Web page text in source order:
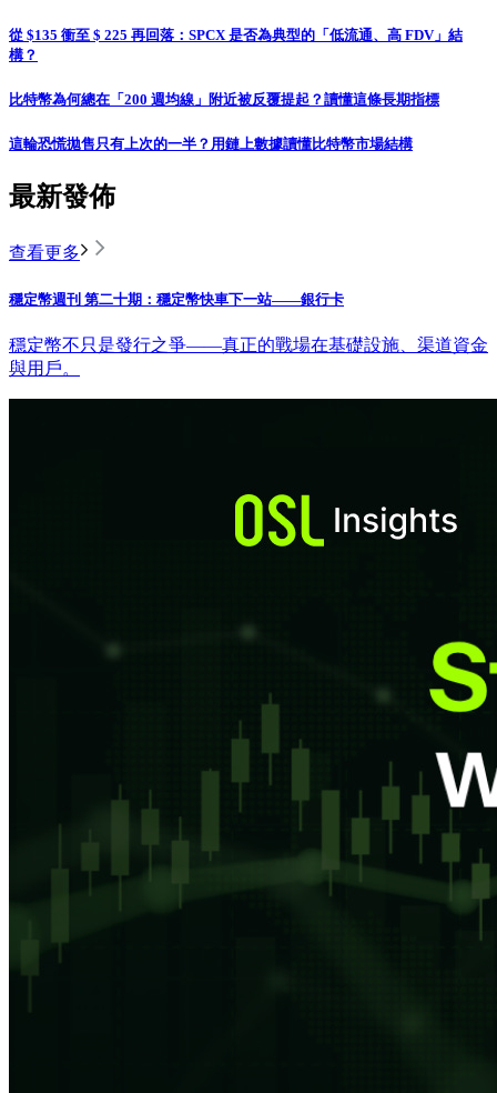
從 $135 衝至 $ 225 再回落：SPCX 是否為典型的「低流通、高 FDV」結
構？
比特幣為何總在「200 週均線」附近被反覆提起？讀懂這條長期指標
這輪恐慌拋售只有上次的一半？用鏈上數據讀懂比特幣市場結構
最新發佈
查看更多
穩定幣週刊 第二十期：穩定幣快車下一站——銀行卡
穩定幣不只是發行之爭——真正的戰場在基礎設施、渠道資金
與用戶。